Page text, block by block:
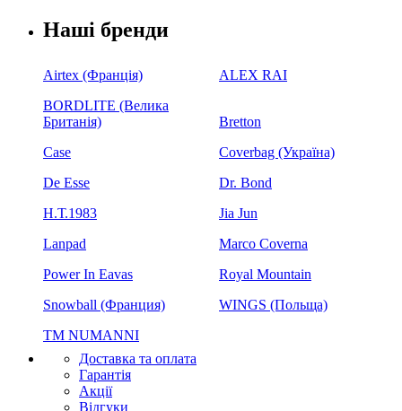
Наші бренди
Airtex (Франція)
ALEX RAI
BORDLITE (Велика
Британія)
Bretton
Case
Coverbag (Україна)
De Esse
Dr. Bond
H.Т.1983
Jia Jun
Lanpad
Marco Coverna
Power In Eavas
Royal Mountain
Snowball (Франция)
WINGS (Польща)
ТМ NUMANNI
Доставка та оплата
Гарантія
Акції
Відгуки